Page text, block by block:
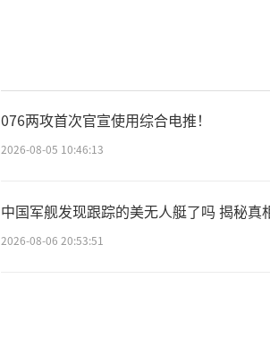
076两攻首次官宣使用综合电推！
2026-08-05 10:46:13
中国军舰发现跟踪的美无人艇了吗 揭秘真
2026-08-06 20:53:51